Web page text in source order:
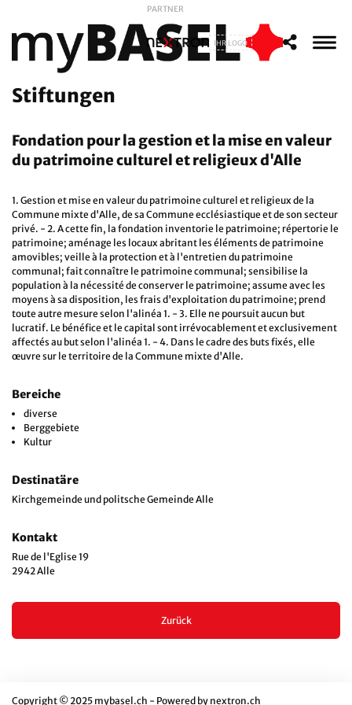
PARTNER
IHR LOGO
Stiftungen
Fondation pour la gestion et la mise en valeur
du patrimoine culturel et religieux d'Alle
1. Gestion et mise en valeur du patrimoine culturel et religieux de la
Commune mixte d'Alle, de sa Commune ecclésiastique et de son secteur
privé. - 2. A cette fin, la fondation inventorie le patrimoine; répertorie le
patrimoine; aménage les locaux abritant les éléments de patrimoine
amovibles; veille à la protection et à l'entretien du patrimoine
communal; fait connaître le patrimoine communal; sensibilise la
population à la nécessité de conserver le patrimoine; assume avec les
moyens à sa disposition, les frais d'exploitation du patrimoine; prend
toute autre mesure selon l'alinéa 1. - 3. Elle ne poursuit aucun but
lucratif. Le bénéfice et le capital sont irrévocablement et exclusivement
affectés au but selon l'alinéa 1. - 4. Dans le cadre des buts fixés, elle
œuvre sur le territoire de la Commune mixte d'Alle.
Bereiche
diverse
Berggebiete
Kultur
Destinatäre
Kirchgemeinde und politsche Gemeinde Alle
Kontakt
Rue de l'Eglise 19
2942 Alle
Zurück
Copyright © 2025 mybasel.ch - Powered by nextron.ch